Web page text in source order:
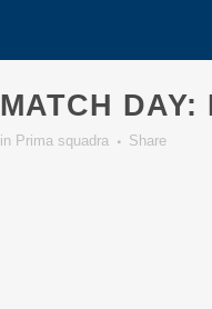
MATCH
in Prima squadra Share